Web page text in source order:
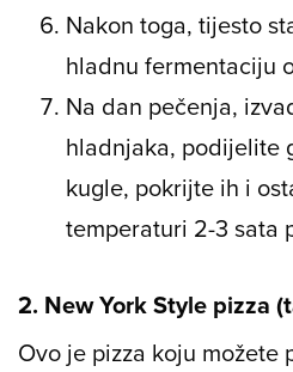
Nakon toga, tijesto
hladnu fermentaciju
Na dan pečenja,
hladnjaka, podijelite
kugle, pokrijte ih i
temperaturi 2-3 sata
2. New York Style pizza
Ovo je pizza koju